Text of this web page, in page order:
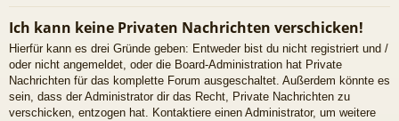
Ich kann keine Privaten Nachrichten verschicken!
Hierfür kann es drei Gründe geben: Entweder bist du nicht registriert und /
oder nicht angemeldet, oder die Board-Administration hat Private
Nachrichten für das komplette Forum ausgeschaltet. Außerdem könnte es
sein, dass der Administrator dir das Recht, Private Nachrichten zu
verschicken, entzogen hat. Kontaktiere einen Administrator, um weitere